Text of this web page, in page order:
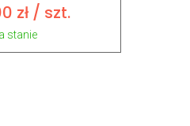
zł/ szt.
stanie